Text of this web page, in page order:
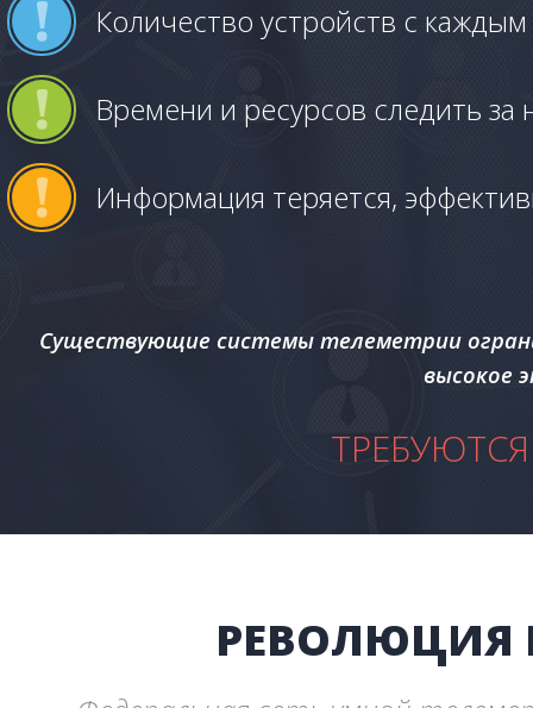
Количество устройств с
Времени и ресурсов следить за
Информация теряется,
Существующие системы телеметрии
высокое
РЕВОЛЮЦИЯ